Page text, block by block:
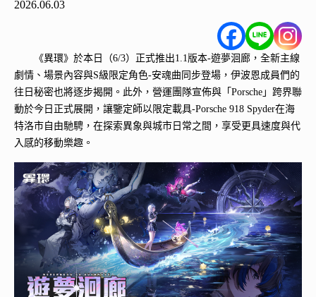
2026.06.03
《異環》於本日（6/3）正式推出1.1版本-遊夢洄廊，全新主線
劇情、場景內容與S級限定角色-安魂曲同步登場，伊波恩成員們的
往日秘密也將逐步揭開。此外，營運團隊宣佈與「Porsche」跨界聯
動於今日正式展開，讓鑒定師以限定載具-Porsche 918 Spyder在海
特洛市自由馳騁，在探索異象與城市日常之間，享受更具速度與代
入感的移動樂趣。